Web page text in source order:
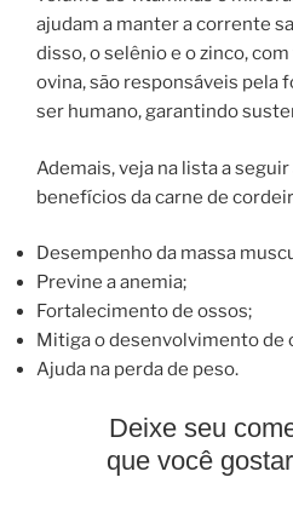
ajudam a manter a corrente
disso, o selênio e o zinco,
ovina, são responsáveis pela
ser humano, garantindo
Ademais, veja na lista a
benefícios da carne de
Desempenho da massa
Previne a anemia;
Fortalecimento de ossos;
Mitiga o desenvolvimento de
Ajuda na perda de peso.
Deixe seu
que você